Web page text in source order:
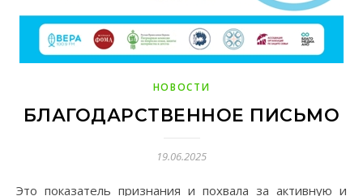
НОВОСТИ
БЛАГОДАРСТВЕННОЕ ПИСЬМО
19.06.2025
Это показатель признания и похвала за активную и